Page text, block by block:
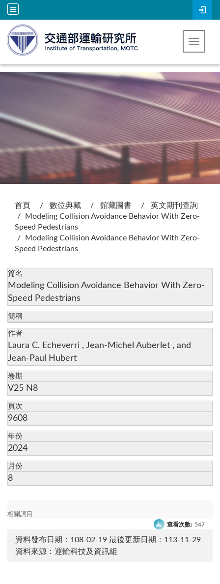
跳到主要內容
Toggle
首頁 數位典藏 館藏圖書
英文期刊查詢
Modeling Collision Avoidance Behavior With Zero-
Speed Pedestrians
Modeling Collision Avoidance Behavior With Zero-
Speed Pedestrians
篇名
Modeling Collision Avoidance Behavior With Zero-
Speed Pedestrians
簡稱
作者
Laura C. Echeverri , Jean-Michel Auberlet , and
Jean-Paul Hubert
卷期
V25 N8
頁次
9608
年份
2024
月份
8
相關詞目
查看次數: 547
資料發布日期：108-02-19 最後更新日期：113-11-29
資料來源：運輸科技及資訊組